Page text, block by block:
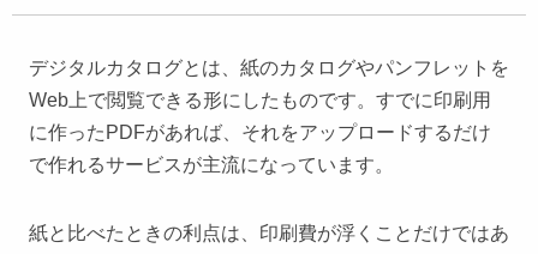
デジタルカタログとは、紙のカタログやパンフレットを
Web上で閲覧できる形にしたものです。すでに印刷用
に作ったPDFがあれば、それをアップロードするだけ
で作れるサービスが主流になっています。
紙と比べたときの利点は、印刷費が浮くことだけではあ